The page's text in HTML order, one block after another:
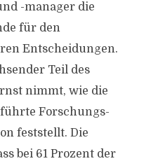
-manager die
für den
Entscheidungen.
Teil des
nimmt, wie die
Forschungs-
feststellt. Die
bei 61 Prozent der